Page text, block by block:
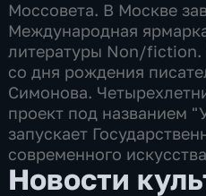
Моссовета. В Москве
Международная
литературы Non/fiction.
со дня рождения
Симонова.
проект под названием
запускает
современного
Новости